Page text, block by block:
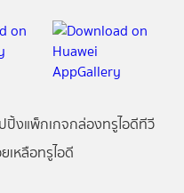
ปิ้งแพ็กเกจกล่องทรูไอดีทีวี
เหลือทรูไอดี